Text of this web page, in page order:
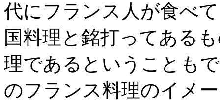
代にフランス人が食べ
国料理と銘打ってある
理であるということも
のフランス料理のイメ